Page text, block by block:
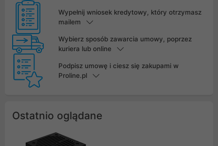
Wypełnij wniosek kredytowy, który otrzymasz
mailem
Wybierz sposób zawarcia umowy, poprzez
kuriera lub online
Podpisz umowę i ciesz się zakupami w
Proline.pl
Ostatnio oglądane